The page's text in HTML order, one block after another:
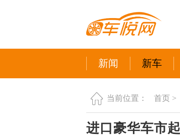
新闻 新车
当前位置： 首页 >
进口豪华车市